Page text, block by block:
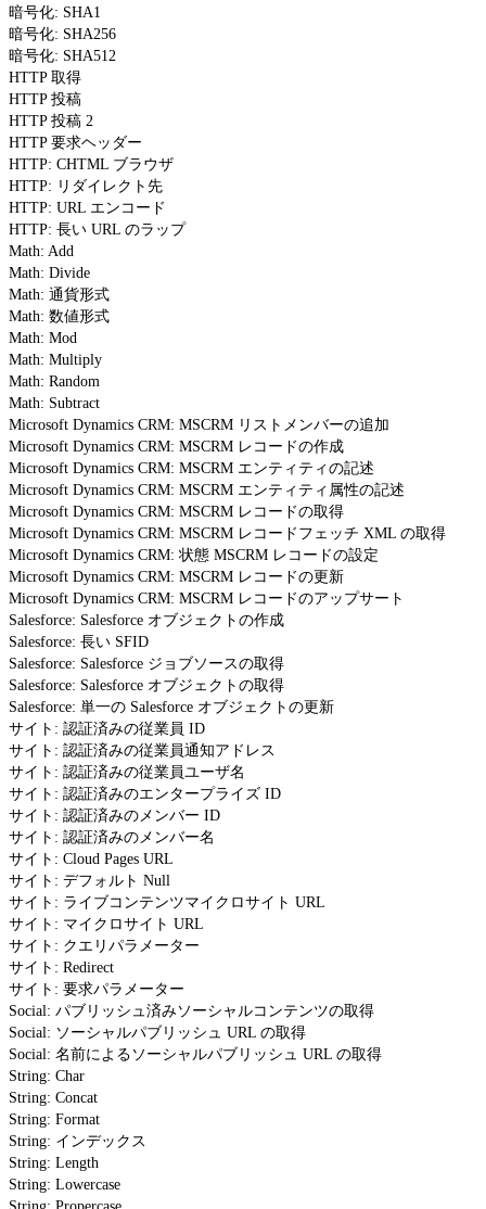
暗号化: SHA1
暗号化: SHA256
暗号化: SHA512
HTTP 取得
HTTP 投稿
HTTP 投稿 2
HTTP 要求ヘッダー
HTTP: CHTML ブラウザ
HTTP: リダイレクト先
HTTP: URL エンコード
HTTP: 長い URL のラップ
Math: Add
Math: Divide
Math: 通貨形式
Math: 数値形式
Math: Mod
Math: Multiply
Math: Random
Math: Subtract
Microsoft Dynamics CRM: MSCRM リストメンバーの追加
Microsoft Dynamics CRM: MSCRM レコードの作成
Microsoft Dynamics CRM: MSCRM エンティティの記述
Microsoft Dynamics CRM: MSCRM エンティティ属性の記述
Microsoft Dynamics CRM: MSCRM レコードの取得
Microsoft Dynamics CRM: MSCRM レコードフェッチ XML の取得
Microsoft Dynamics CRM: 状態 MSCRM レコードの設定
Microsoft Dynamics CRM: MSCRM レコードの更新
Microsoft Dynamics CRM: MSCRM レコードのアップサート
Salesforce: Salesforce オブジェクトの作成
Salesforce: 長い SFID
Salesforce: Salesforce ジョブソースの取得
Salesforce: Salesforce オブジェクトの取得
Salesforce: 単一の Salesforce オブジェクトの更新
サイト: 認証済みの従業員 ID
サイト: 認証済みの従業員通知アドレス
サイト: 認証済みの従業員ユーザ名
サイト: 認証済みのエンタープライズ ID
サイト: 認証済みのメンバー ID
サイト: 認証済みのメンバー名
サイト: Cloud Pages URL
サイト: デフォルト Null
サイト: ライブコンテンツマイクロサイト URL
サイト: マイクロサイト URL
サイト: クエリパラメーター
サイト: Redirect
サイト: 要求パラメーター
Social: パブリッシュ済みソーシャルコンテンツの取得
Social: ソーシャルパブリッシュ URL の取得
Social: 名前によるソーシャルパブリッシュ URL の取得
String: Char
String: Concat
String: Format
String: インデックス
String: Length
String: Lowercase